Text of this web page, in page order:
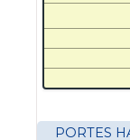
PORTES